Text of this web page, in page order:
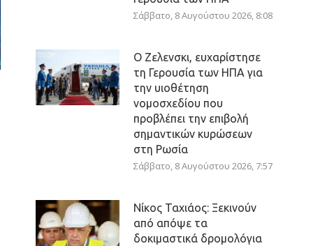
Σάββατο, 8 Αυγούστου 2026, 8:08
Ο Ζελενσκι, ευχαρίστησε
τη Γερουσία των ΗΠΑ για
την υιοθέτηση
νομοσχεδίου που
προβλέπει την επιβολή
σημαντικών κυρώσεων
στη Ρωσία
Σάββατο, 8 Αυγούστου 2026, 7:57
Νίκος Ταχιάος: Ξεκινούν
από απόψε τα
δοκιμαστικά δρομολόγια